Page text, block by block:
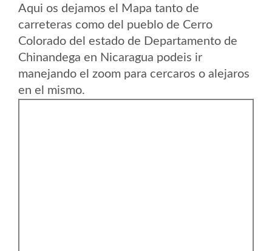
Aqui os dejamos el Mapa tanto de
carreteras como del pueblo de Cerro
Colorado del estado de Departamento de
Chinandega en Nicaragua podeis ir
manejando el zoom para cercaros o alejaros
en el mismo.